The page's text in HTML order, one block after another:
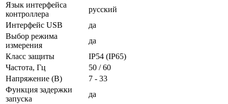
Язык интерфейса
контроллера
русский
Интерфейс USB
да
Выбор режима
измерения
да
Класс защиты
IP54 (IP65)
Частота, Гц
50 / 60
Напряжение (В)
7 - 33
Функция задержки
запуска
да